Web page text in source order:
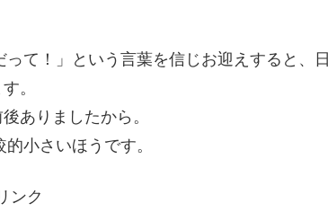
て！」という言葉を信じお迎えすると、日
。
ありましたから。
小さいほうです。
ンク